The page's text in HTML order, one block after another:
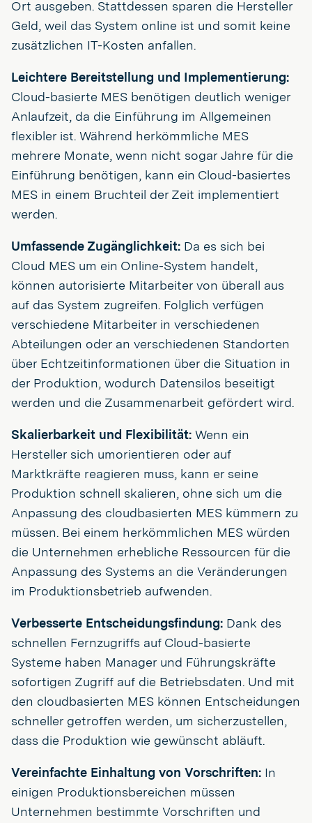
Ort ausgeben. Stattdessen sparen die Hersteller
Geld, weil das System online ist und somit keine
zusätzlichen IT-Kosten anfallen.
Leichtere Bereitstellung und Implementierung:
Cloud-basierte MES benötigen deutlich weniger
Anlaufzeit, da die Einführung im Allgemeinen
flexibler ist. Während herkömmliche MES
mehrere Monate, wenn nicht sogar Jahre für die
Einführung benötigen, kann ein Cloud-basiertes
MES in einem Bruchteil der Zeit implementiert
werden.
Umfassende Zugänglichkeit: Da es sich bei
Cloud MES um ein Online-System handelt,
können autorisierte Mitarbeiter von überall aus
auf das System zugreifen. Folglich verfügen
verschiedene Mitarbeiter in verschiedenen
Abteilungen oder an verschiedenen Standorten
über Echtzeitinformationen über die Situation in
der Produktion, wodurch Datensilos beseitigt
werden und die Zusammenarbeit gefördert wird.
Skalierbarkeit und Flexibilität: Wenn ein
Hersteller sich umorientieren oder auf
Marktkräfte reagieren muss, kann er seine
Produktion schnell skalieren, ohne sich um die
Anpassung des cloudbasierten MES kümmern zu
müssen. Bei einem herkömmlichen MES würden
die Unternehmen erhebliche Ressourcen für die
Anpassung des Systems an die Veränderungen
im Produktionsbetrieb aufwenden.
Verbesserte Entscheidungsfindung: Dank des
schnellen Fernzugriffs auf Cloud-basierte
Systeme haben Manager und Führungskräfte
sofortigen Zugriff auf die Betriebsdaten. Und mit
den cloudbasierten MES können Entscheidungen
schneller getroffen werden, um sicherzustellen,
dass die Produktion wie gewünscht abläuft.
Vereinfachte Einhaltung von Vorschriften: In
einigen Produktionsbereichen müssen
Unternehmen bestimmte Vorschriften und